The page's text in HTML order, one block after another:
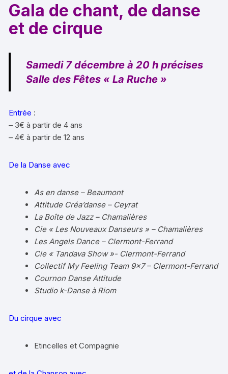
Gala de chant, de danse
et de cirque
Samedi 7 décembre à 20 h précises
Salle des Fêtes « La Ruche »
Entrée :
– 3€ à partir de 4 ans
– 4€ à partir de 12 ans
De la Danse avec
As en danse – Beaumont
Attitude Créa’danse – Ceyrat
La Boîte de Jazz – Chamalières
Cie « Les Nouveaux Danseurs » – Chamalières
Les Angels Dance – Clermont-Ferrand
Cie « Tandava Show »- Clermont-Ferrand
Collectif My Feeling Team 9×7 – Clermont-Ferrand
Cournon Danse Attitude
Studio k-Danse à Riom
Du cirque avec
Etincelles et Compagnie